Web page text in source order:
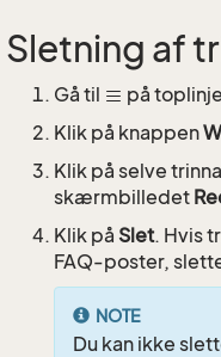
Sletning af
Gå til på
Klik på knappen
Klik på selve
skærmbilledet
Klik på Slet. Hvis
FAQ-poster,
NOTE
Du kan ikke